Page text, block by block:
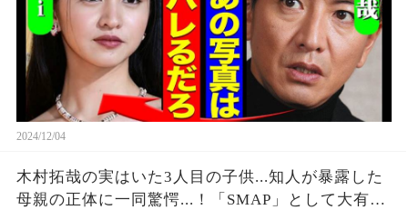
2024/12/04
木村拓哉の実はいた3人目の子供...知人が暴露した
母親の正体に一同驚愕...！「SMAP」として大有名